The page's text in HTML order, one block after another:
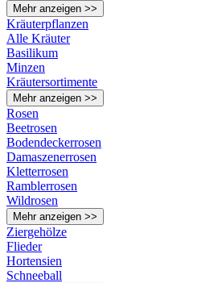
Mehr anzeigen >>
Kräuterpflanzen
Alle Kräuter
Basilikum
Minzen
Kräutersortimente
Mehr anzeigen >>
Rosen
Beetrosen
Bodendeckerrosen
Damaszenerrosen
Kletterrosen
Ramblerrosen
Wildrosen
Mehr anzeigen >>
Ziergehölze
Flieder
Hortensien
Schneeball